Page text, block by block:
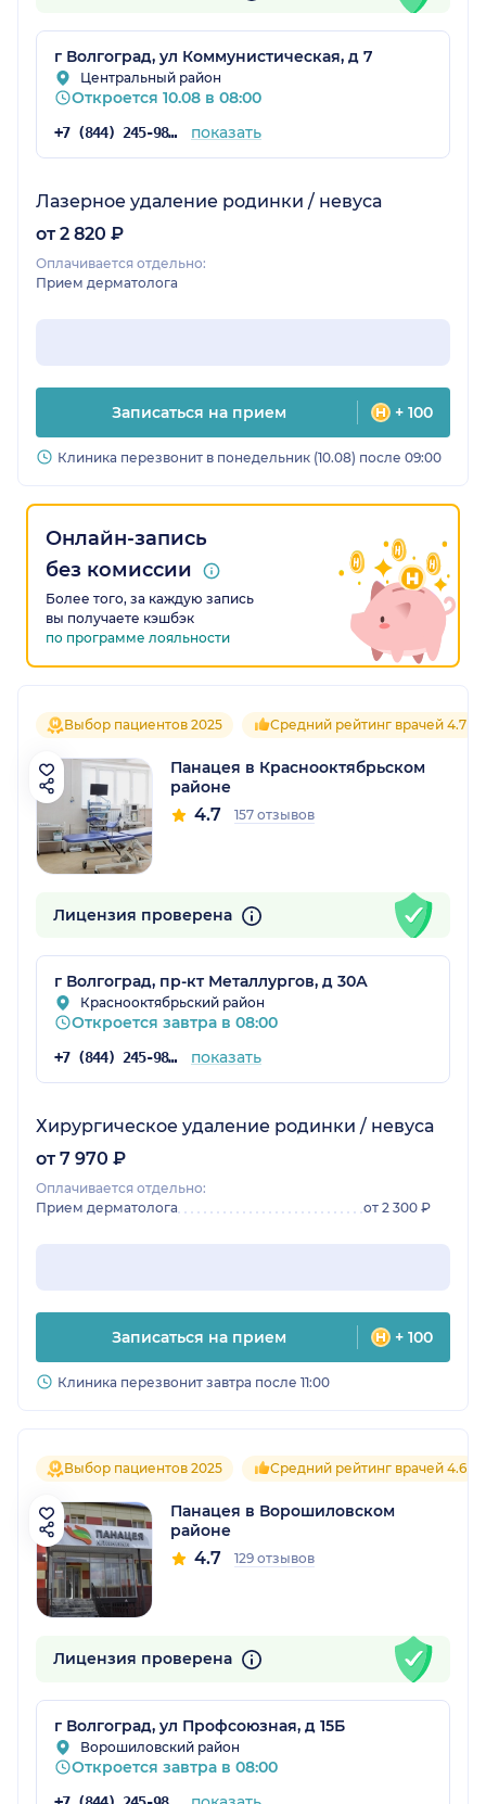
г Волгоград, ул Коммунистическая, д 7
Центральный район
Откроется 10.08 в 08:00
+7 (844) 245-98-54 показать
Лазерное удаление родинки / невуса
от 2 820 ₽
Оплачивается отдельно:
Прием дерматолога
Записаться на прием + 100
Клиника перезвонит в понедельник (10.08) после 09:00
Онлайн-запись
без комиссии
Более того, за каждую запись
вы получаете кэшбэк
по программе лояльности
Выбор пациентов 2025 Средний рейтинг врачей 4.7
Панацея в Краснооктябрьском
районе
4.7 157 отзывов
Лицензия проверена
г Волгоград, пр-кт Металлургов, д 30А
Краснооктябрьский район
Откроется завтра в 08:00
+7 (844) 245-98-04 показать
Хирургическое удаление родинки / невуса
от 7 970 ₽
Оплачивается отдельно:
Прием дерматолога
от 2 300 ₽
Записаться на прием + 100
Клиника перезвонит завтра после 11:00
Выбор пациентов 2025 Средний рейтинг врачей 4.6
Панацея в Ворошиловском
районе
4.7 129 отзывов
Лицензия проверена
г Волгоград, ул Профсоюзная, д 15Б
Ворошиловский район
Откроется завтра в 08:00